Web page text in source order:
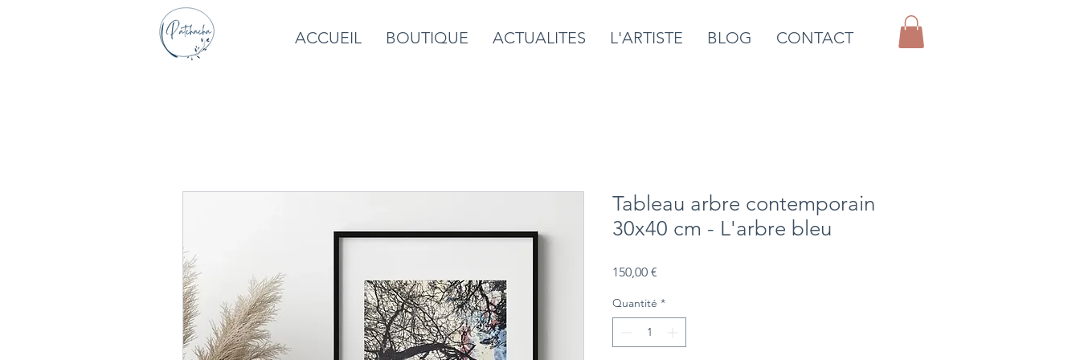
ACCUEIL BOUTIQUE ACTUALITES L'ARTISTE BLOG CONTACT
Tableau arbre contemporain
30x40 cm - L'arbre bleu
150,00 €
Quantité *